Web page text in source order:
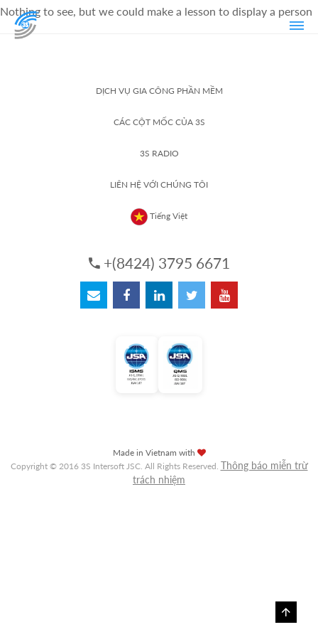
Nothing to see, but we could make a lesson to display a person
DỊCH VỤ GIA CÔNG PHẦN MỀM
CÁC CỘT MỐC CỦA 3S
3S RADIO
LIÊN HỆ VỚI CHÚNG TÔI
Tiếng Việt
+(8424) 3795 6671
Made in Vietnam with
Copyright © 2016 3S Intersoft JSC. All Rights Reserved. Thông báo miễn trừ
trách nhiệm